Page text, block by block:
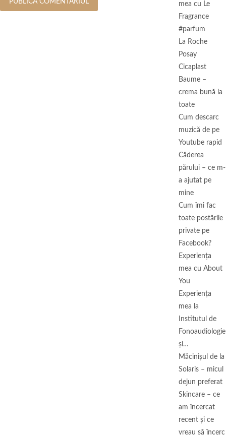
mea cu Le
Fragrance
#parfum
La Roche
Posay
Cicaplast
Baume –
crema bună la
toate
Cum descarc
muzică de pe
Youtube rapid
Căderea
părului – ce m-
a ajutat pe
mine
Cum îmi fac
toate postările
private pe
Facebook?
Experiența
mea cu About
You
Experiența
mea la
Institutul de
Fonoaudiologie
și…
Măcinişul de la
Solaris – micul
dejun preferat
Skincare – ce
am încercat
recent și ce
vreau să încerc